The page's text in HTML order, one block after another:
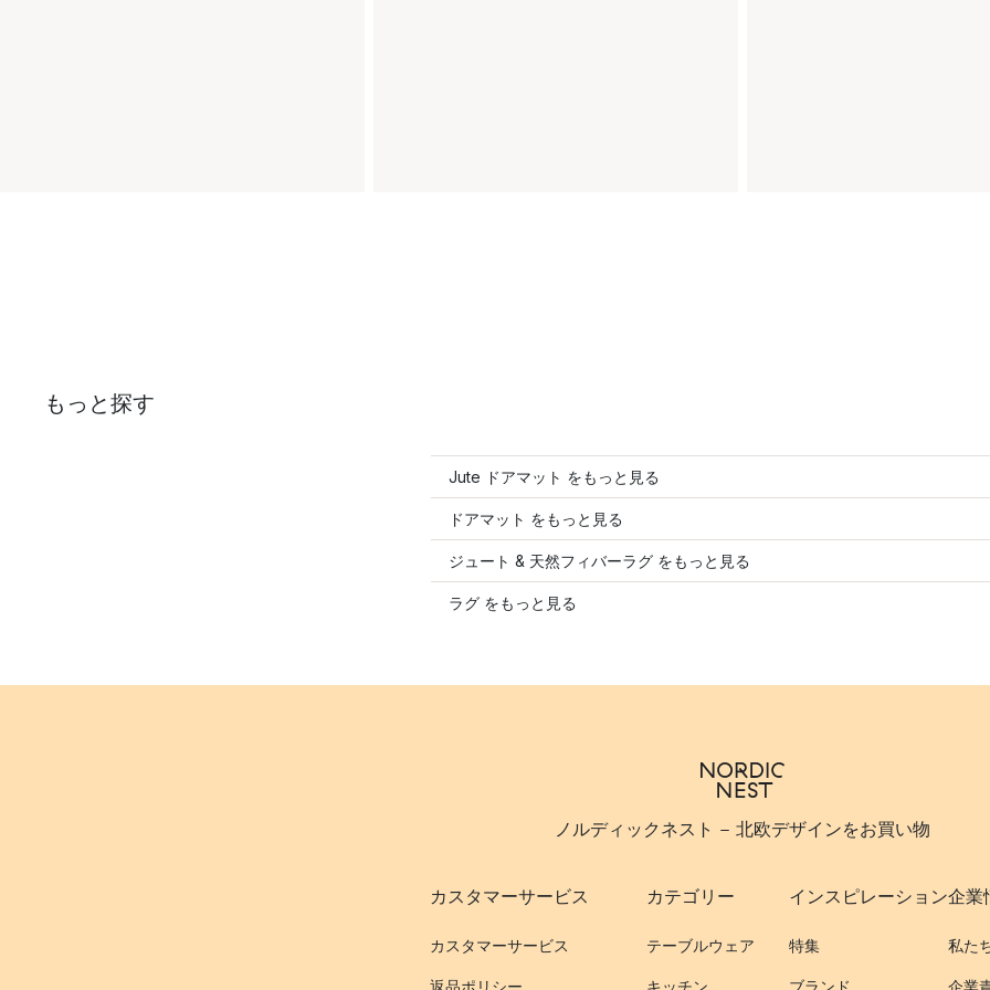
もっと探す
Jute ドアマット をもっと見る
ドアマット をもっと見る
ジュート & 天然フィバーラグ をもっと見る
ラグ をもっと見る
ノルディックネスト - 北欧デザインをお買い物
カスタマーサービス
カスタマーサービス
返品ポリシー
カテゴリー
テーブルウェア
キッチン
インスピレーション
特集
ブランド
企業
私た
企業